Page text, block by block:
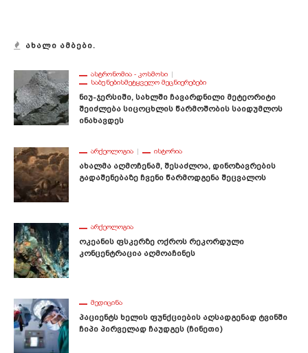
ᲐᲮᲐᲚᲘ ᲐᲛᲑᲔᲑᲘ.
ᲐᲡᲢᲠᲝᲜᲝᲛᲘᲐ - ᲙᲝᲡᲛᲝᲡᲘ
ᲡᲐᲑᲣᲜᲔᲑᲘᲡᲛᲔᲢᲧᲕᲔᲚᲝ ᲛᲔᲪᲜᲘᲔᲠᲔᲑᲔᲑᲘ
Ნიუ-Ჯერსიში, Სახლში Ჩავარდნილი Მეტეორიტი
Შეიძლება Სიცოცხლის Წარმოშობის Საიდუმლოს
Ინახავდეს
ᲐᲠᲥᲔᲝᲚᲝᲒᲘᲐ ᲘᲡᲢᲝᲠᲘᲐ
Ახალმა Აღმოჩენამ, Შესაძლოა, Დინოზავრების
Გადაშენებაზე Ჩვენი Წარმოდგენა Შეცვალოს
ᲐᲠᲥᲔᲝᲚᲝᲒᲘᲐ
Ოკეანის Ფსკერზე Ოქროს Რეკორდული
Კონცენტრაცია Აღმოაჩინეს
ᲛᲔᲓᲘᲪᲘᲜᲐ
Პაციენტს Ხელის Ფუნქციების Აღსადგენად Ტვინში
Ჩიპი Პირველად Ჩაუდგეს (ჩინეთი)